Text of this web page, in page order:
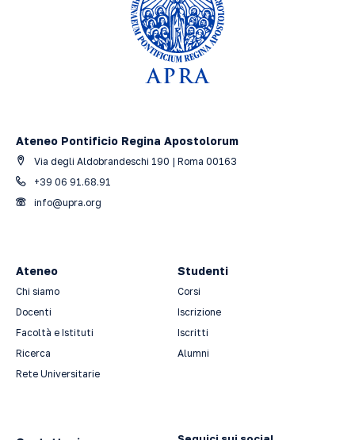
Ateneo Pontificio Regina Apostolorum
Via degli Aldobrandeschi 190 | Roma 00163
+39 06 91.68.91
info@upra.org
Ateneo
Chi siamo
Docenti
Facoltà e Istituti
Ricerca
Rete Universitarie
Studenti
Corsi
Iscrizione
Iscritti
Alumni